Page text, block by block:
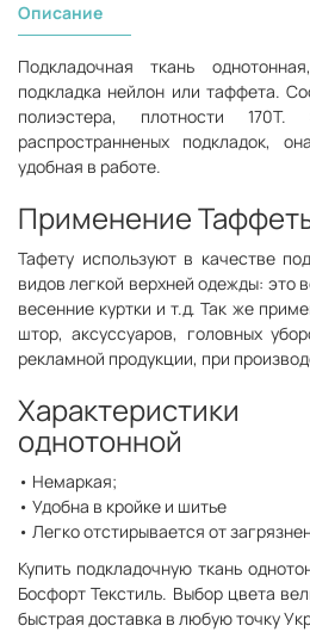
Описание
Подкладочная ткань
подкладка нейлон или таффета.
полиэстера, плотности
распространненых подкладок,
удобная в работе.
Применение
Тафету используют в качестве
видов легкой верхней одежды: это
весенние куртки и т.д. Так же
штор, аксуссуаров, головных
рекламной продукции, при
однотонной
• Немаркая;
• Удобна в кройке и шитье
• Легко отстирывается от
Купить подкладочную ткань
Босфорт Текстиль. Выбор цвета
быстрая доставка в любую точку